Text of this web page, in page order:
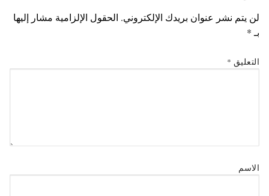
لن يتم نشر عنوان بريدك الإلكتروني. الحقول الإلزامية مشار إليها
بـ *
التعليق *
الاسم